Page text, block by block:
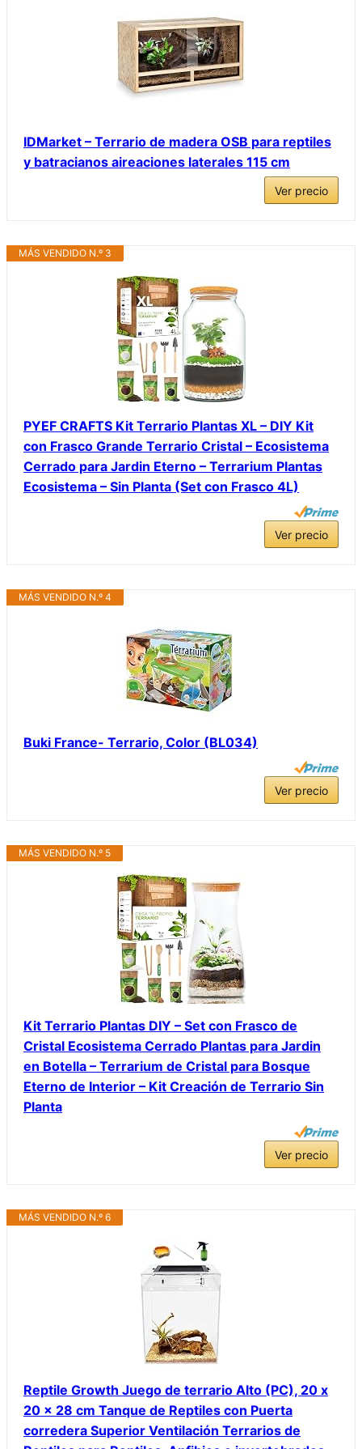
IDMarket – Terrario de madera OSB para reptiles
y batracianos aireaciones laterales 115 cm
Ver precio
MÁS VENDIDO N.º 3
PYEF CRAFTS Kit Terrario Plantas XL – DIY Kit
con Frasco Grande Terrario Cristal – Ecosistema
Cerrado para Jardin Eterno – Terrarium Plantas
Ecosistema – Sin Planta (Set con Frasco 4L)
Ver precio
MÁS VENDIDO N.º 4
Buki France- Terrario, Color (BL034)
Ver precio
MÁS VENDIDO N.º 5
Kit Terrario Plantas DIY – Set con Frasco de
Cristal Ecosistema Cerrado Plantas para Jardin
en Botella – Terrarium de Cristal para Bosque
Eterno de Interior – Kit Creación de Terrario Sin
Planta
Ver precio
MÁS VENDIDO N.º 6
Reptile Growth Juego de terrario Alto (PC), 20 x
20 x 28 cm Tanque de Reptiles con Puerta
corredera Superior Ventilación Terrarios de